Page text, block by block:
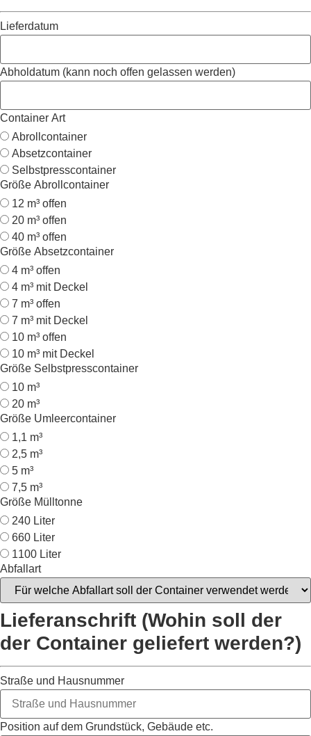
Lieferdatum
Abholdatum (kann noch offen gelassen werden)
Container Art
Abrollcontainer
Absetzcontainer
Selbstpresscontainer
Größe Abrollcontainer
12 m³ offen
20 m³ offen
40 m³ offen
Größe Absetzcontainer
4 m³ offen
4 m³ mit Deckel
7 m³ offen
7 m³ mit Deckel
10 m³ offen
10 m³ mit Deckel
Größe Selbstpresscontainer
10 m³
20 m³
Größe Umleercontainer
1,1 m³
2,5 m³
5 m³
7,5 m³
Größe Mülltonne
240 Liter
660 Liter
1100 Liter
Abfallart
Lieferanschrift (Wohin soll der
der Container geliefert werden?)
Straße und Hausnummer
Position auf dem Grundstück, Gebäude etc.